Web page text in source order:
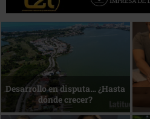
Bottega, un viaje servido a la
mesa